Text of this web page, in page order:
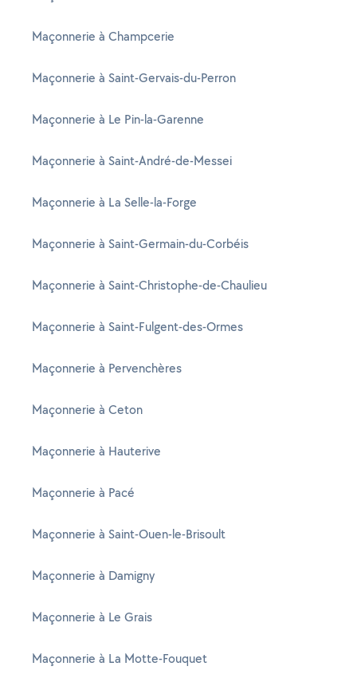
Maçonnerie à Champcerie
Maçonnerie à Saint-Gervais-du-Perron
Maçonnerie à Le Pin-la-Garenne
Maçonnerie à Saint-André-de-Messei
Maçonnerie à La Selle-la-Forge
Maçonnerie à Saint-Germain-du-Corbéis
Maçonnerie à Saint-Christophe-de-Chaulieu
Maçonnerie à Saint-Fulgent-des-Ormes
Maçonnerie à Pervenchères
Maçonnerie à Ceton
Maçonnerie à Hauterive
Maçonnerie à Pacé
Maçonnerie à Saint-Ouen-le-Brisoult
Maçonnerie à Damigny
Maçonnerie à Le Grais
Maçonnerie à La Motte-Fouquet